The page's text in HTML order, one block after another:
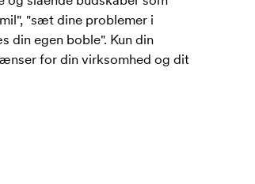
"sæt dine problemer i
din egen boble". Kun din
for din virksomhed og dit